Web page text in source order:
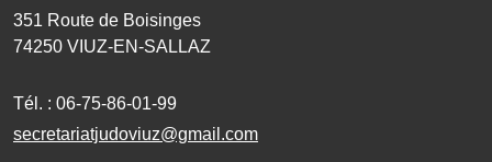
351 Route de Boisinges
74250 VIUZ-EN-SALLAZ
Tél. : 06-75-86-01-99
secretariatjudoviuz@gmail.com